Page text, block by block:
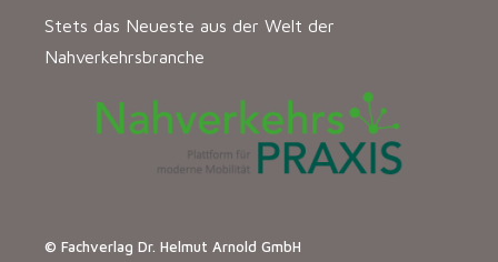
Stets das Neueste aus der Welt der
Nahverkehrsbranche
© Fachverlag Dr. Helmut Arnold GmbH